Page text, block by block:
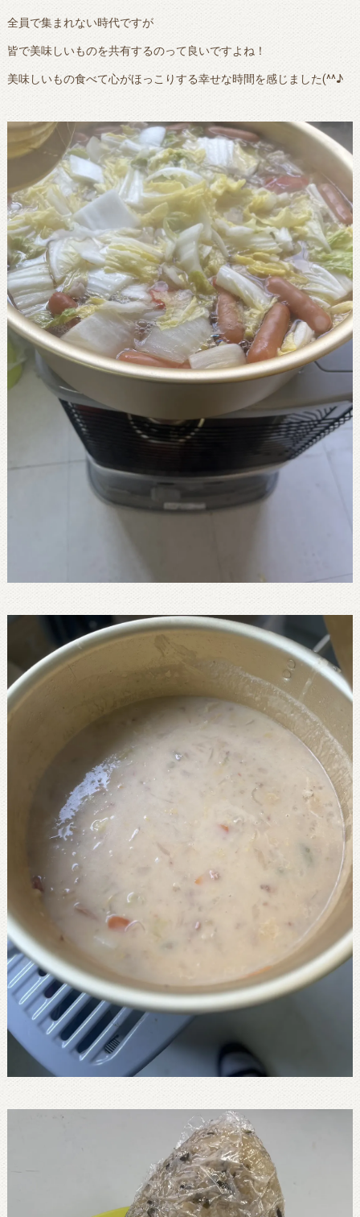
全員で集まれない時代ですが
皆で美味しいものを共有するのって良いですよね！
美味しいもの食べて心がほっこりする幸せな時間を感じました(^^♪